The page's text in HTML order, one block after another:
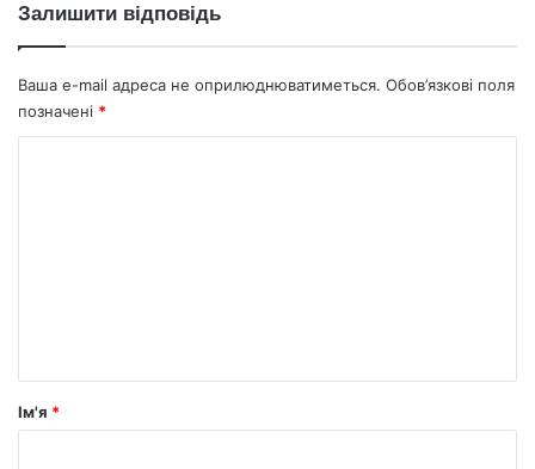
Залишити відповідь
Ваша e-mail адреса не оприлюднюватиметься. Обов’язкові поля
позначені *
рІм'я *